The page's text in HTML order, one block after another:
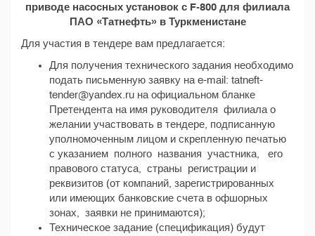
приводе насосных установок с F-800 для филиала
ПАО «Татнефть» в Туркменистане
Для участия в тендере вам предлагается:
Для получения технического задания необходимо
подать письменную заявку на e-mail: tatneft-
tender@yandex.ru на официальном бланке
Претендента на имя руководителя филиала о
желании участвовать в тендере, подписанную
уполномоченным лицом и скрепленную печатью
с указанием полного названия участника, его
правового статуса, страны регистрации и
реквизитов (от компаний, зарегистрированных
или имеющих банковские счета в офшорных
зонах, заявки не принимаются);
Техническое задание (спецификация) будут